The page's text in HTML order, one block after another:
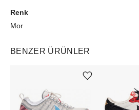
Renk
Mor
BENZER ÜRÜNLER
Ürünü istek listesine ekle veya listeden çıkar